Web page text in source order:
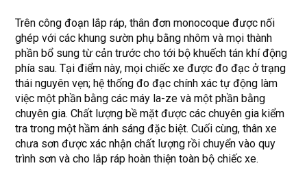
Trên công đoạn lắp ráp, thân đơn monocoque được nối
ghép với các khung sườn phụ bằng nhôm và mọi thành
phần bổ sung từ cản trước cho tới bộ khuếch tán khí động
phía sau. Tại điểm này, mọi chiếc xe được đo đạc ở trạng
thái nguyên vẹn; hệ thống đo đạc chính xác tự động làm
việc một phần bằng các máy la-ze và một phần bằng
chuyên gia. Chất lượng bề mặt được các chuyên gia kiểm
tra trong một hầm ánh sáng đặc biệt. Cuối cùng, thân xe
chưa sơn được xác nhận chất lượng rồi chuyển vào quy
trình sơn và cho lắp ráp hoàn thiện toàn bộ chiếc xe.